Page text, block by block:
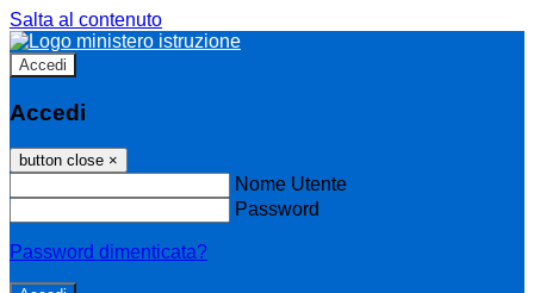
Salta al contenuto
Accedi
Accedi
button close ×
Nome Utente
Password
Password dimenticata?